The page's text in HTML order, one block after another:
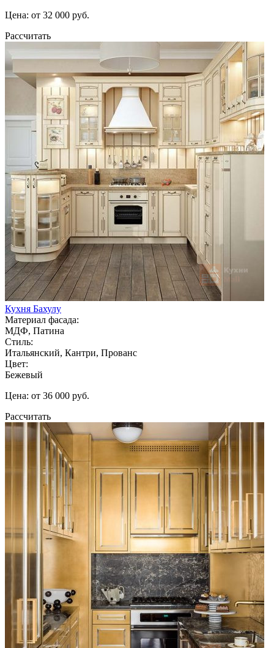
Цена: от 32 000 руб.
Рассчитать
Кухня Бахулу
Материал фасада:
МДФ, Патина
Стиль:
Итальянский, Кантри, Прованс
Цвет:
Бежевый
Цена: от 36 000 руб.
Рассчитать